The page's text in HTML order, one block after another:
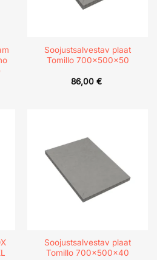
Soojustsalvestav plaat
Tomillo 700x500x50
86,00 €
Soojustsalvestav plaat
Tomillo 700x500x40